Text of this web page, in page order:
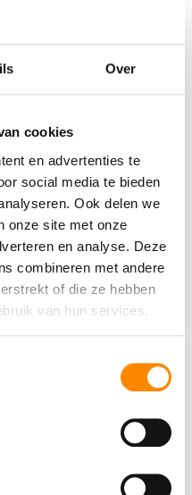
Over
cookies
en advertenties te
social media te bieden
Ook delen we
onze site met onze
en analyse. Deze
combineren met andere
of die ze hebben
van hun services.
dan hopen we dat je
je geen 5 sterren? Dat
op welk vlak we kunnen
dan zijn we blij
ervaring
locatie
tot de prijs
Klein Curacao
bij het eiland. Het eten
genoten van de
bestemming/locatie